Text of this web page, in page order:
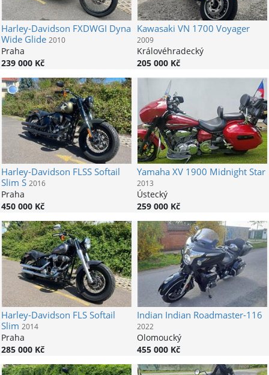
Harley-Davidson FXDWGI Dyna
Wide Glide 2010
Praha
239 000 Kč
Kawasaki VN 1700 Voyager
2009
Královéhradecký
205 000 Kč
Harley-Davidson FLSS Softail
Slim S 2016
Praha
450 000 Kč
YamahaXV 1900 Midnight Star
2013
Ústecký
259 000 Kč
Harley-Davidson FLS Softail
Slim 2014
Praha
285 000 Kč
Indian Indian Roadmaster-116
2022
Olomoucký
455 000 Kč